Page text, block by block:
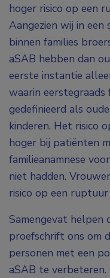
hoger risico op een
Aangezien wij in
binnen families
aSAB hebben dan
eerste instantie
waarin eerstegraads
gedefinieerd als
kinderen. Het risico
hoger bij patiënten
familieanamnese
niet hadden.
risico op een ruptuur
Samengevat helpen
proefschrift ons om
personen met een
aSAB te verbeteren.